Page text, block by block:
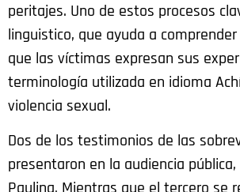
peritajes. Uno de estos procesos
linguistico, que ayuda a
que las víctimas expresan sus
terminología utilizada en idioma
violencia sexual.
Dos de los testimonios de las
presentaron en la audiencia